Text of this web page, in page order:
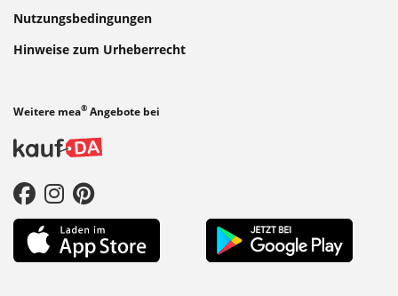
Nutzungsbedingungen
Hinweise zum Urheberrecht
Weitere mea® Angebote bei